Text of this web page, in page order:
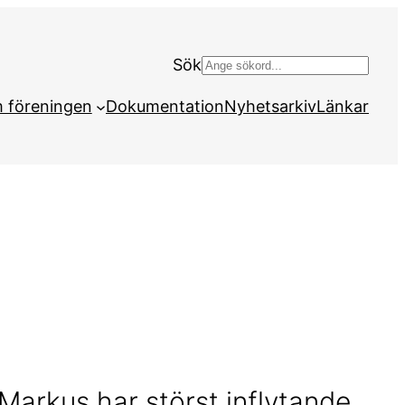
SökS
k
föreningen DokumentationNyhetsarkivLänkar